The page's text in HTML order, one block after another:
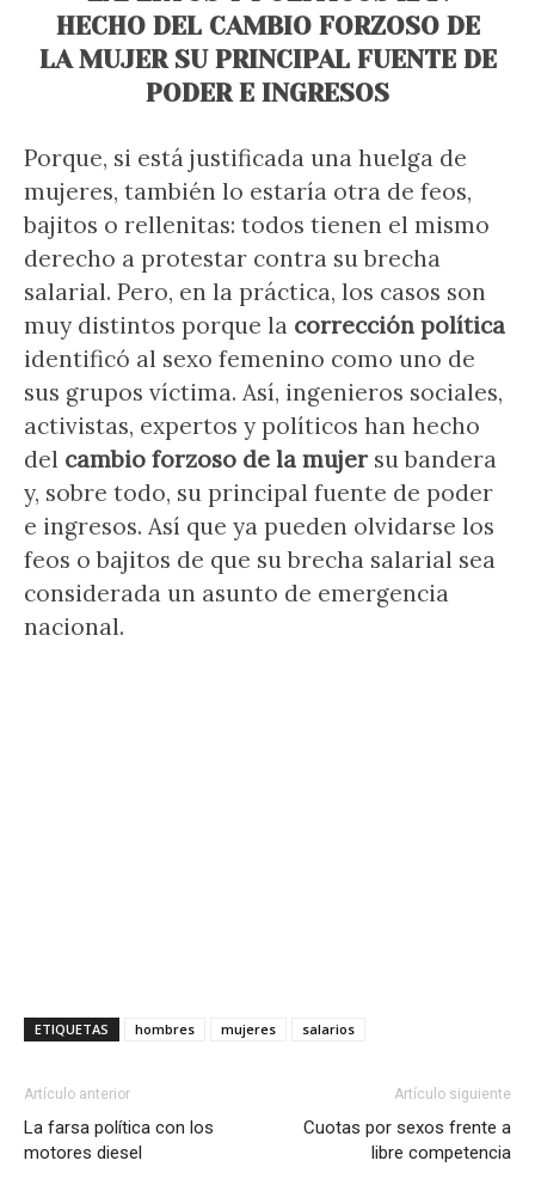
HECHO DEL CAMBIO FORZOSO DE
LA MUJER SU PRINCIPAL FUENTE DE
PODER E INGRESOS
Porque, si está justificada una huelga de
mujeres, también lo estaría otra de feos,
bajitos o rellenitas: todos tienen el mismo
derecho a protestar contra su brecha
salarial. Pero, en la práctica, los casos son
muy distintos porque la corrección política
identificó al sexo femenino como uno de
sus grupos víctima. Así, ingenieros sociales,
activistas, expertos y políticos han hecho
del cambio forzoso de la mujersu bandera
y, sobre todo, su principal fuente de poder
e ingresos. Así que ya pueden olvidarse los
feos o bajitos de que su brecha salarial sea
considerada un asunto de emergencia
nacional.
ETIQUETAS hombres mujeres salarios
Artículo anterior
La farsa política con los
motores diesel
Artículo siguiente
Cuotas por sexos frente a
libre competencia